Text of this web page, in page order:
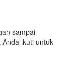
sampai
Anda ikuti untuk